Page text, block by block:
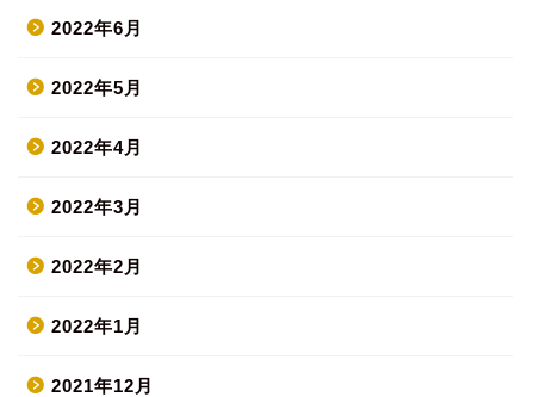
2022年6月
2022年5月
2022年4月
2022年3月
2022年2月
2022年1月
2021年12月